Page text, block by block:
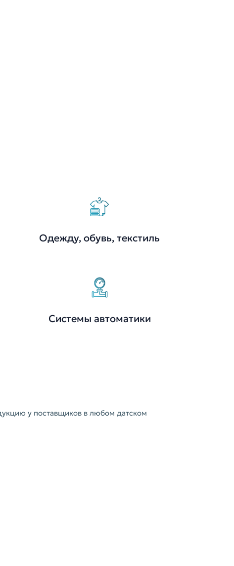
Одежду, обувь, текстиль
Системы автоматики
у поставщиков в любом датском